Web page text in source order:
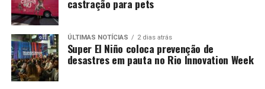
castração para pets
ÚLTIMAS NOTÍCIAS 2 dias atrás
Super El Niño coloca prevenção de
desastres em pauta no Rio Innovation Week